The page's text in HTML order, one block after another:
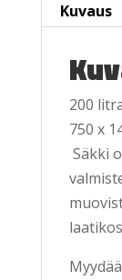
Kuvaus
200
750 x
Säkki